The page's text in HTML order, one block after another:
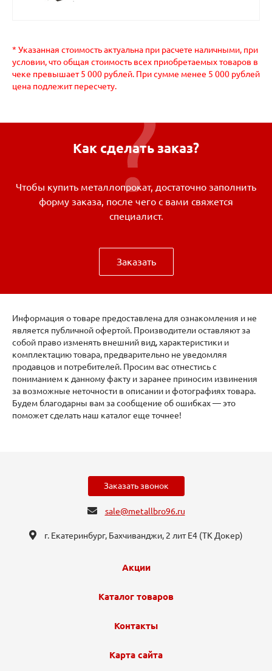
* Указанная стоимость актуальна при расчете наличными, при
условии, что общая стоимость всех приобретаемых товаров в
чеке превышает 5 000 рублей. При сумме менее 5 000 рублей
цена подлежит пересчету.
Как сделать заказ?
Чтобы купить металлопрокат, достаточно заполнить
форму заказа, после чего с вами свяжется
специалист.
Заказать
Информация о товаре предоставлена для ознакомления и не
является публичной офертой. Производители оставляют за
собой право изменять внешний вид, характеристики и
комплектацию товара, предварительно не уведомляя
продавцов и потребителей. Просим вас отнестись с
пониманием к данному факту и заранее приносим извинения
за возможные неточности в описании и фотографиях товара.
Будем благодарны вам за сообщение об ошибках — это
поможет сделать наш каталог еще точнее!
Заказать звонок
sale@metallbro96.ru
г. Екатеринбург, ​Бахчиванджи, 2 лит Е4 (ТК Докер​)
Акции
Каталог товаров
Контакты
Карта сайта